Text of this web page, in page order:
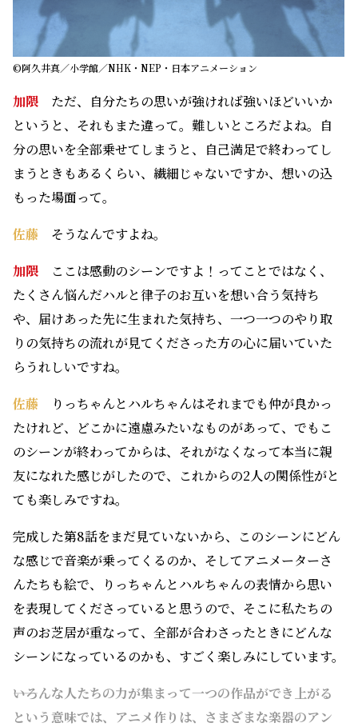
©阿久井真／小学館／NHK・NEP・日本アニメーション
加隈 ただ、自分たちの思いが強ければ強いほどいいか
というと、それもまた違って。難しいところだよね。自
分の思いを全部乗せてしまうと、自己満足で終わってし
まうときもあるくらい、繊細じゃないですか、想いの込
もった場面って。
佐藤 そうなんですよね。
加隈 ここは感動のシーンですよ！ってことではなく、
たくさん悩んだハルと律子のお互いを想い合う気持ち
や、届けあった先に生まれた気持ち、一つ一つのやり取
りの気持ちの流れが見てくださった方の心に届いていた
らうれしいですね。
佐藤 りっちゃんとハルちゃんはそれまでも仲が良かっ
たけれど、どこかに遠慮みたいなものがあって、でもこ
のシーンが終わってからは、それがなくなって本当に親
友になれた感じがしたので、これからの2人の関係性がと
ても楽しみですね。
完成した第8話をまだ見ていないから、このシーンにどん
な感じで音楽が乗ってくるのか、そしてアニメーターさ
んたちも絵で、りっちゃんとハルちゃんの表情から思い
を表現してくださっていると思うので、そこに私たちの
声のお芝居が重なって、全部が合わさったときにどんな
シーンになっているのかも、すごく楽しみにしています。
――いろんな人たちの力が集まって一つの作品ができ上がる
という意味では、アニメ作りは、さまざまな楽器のアン